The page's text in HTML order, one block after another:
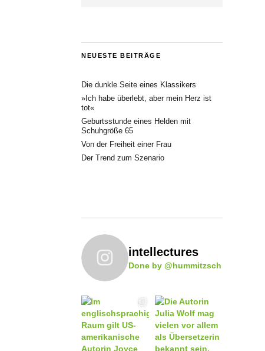
NEUESTE BEITRÄGE
Die dunkle Seite eines Klassikers
»Ich habe überlebt, aber mein Herz ist
tot«
Geburtsstunde eines Helden mit
Schuhgröße 65
Von der Freiheit einer Frau
Der Trend zum Szenario
intellectures
Done by @hummitzsch